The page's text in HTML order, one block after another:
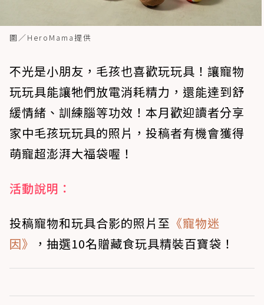
圖／HeroMama提供
不光是小朋友，毛孩也喜歡玩玩具！讓寵物
玩玩具能讓牠們放電消耗精力，還能達到舒
緩情緒、訓練腦等功效！本月歡迎讀者分享
家中毛孩玩玩具的照片，投稿者有機會獲得
萌寵超澎湃大福袋喔！
活動說明：
投稿寵物和玩具合影的照片至 《寵物迷
因》
，抽選10名贈藏食玩具精裝百寶袋！